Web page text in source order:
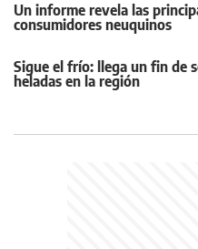
Un informe revela las
consumidores neuquinos
Sigue el frío: llega un fin de
heladas en la región